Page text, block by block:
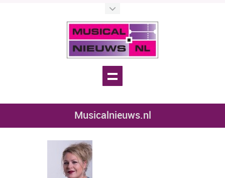
Musicalnieuws.nl